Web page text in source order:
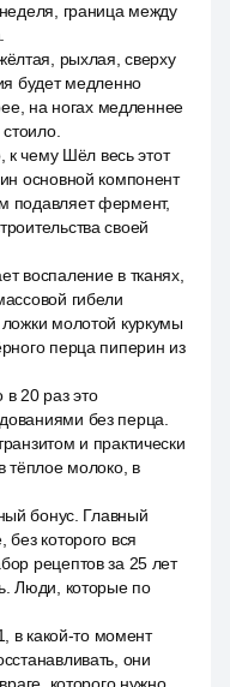
граница между
рыхлая, сверху
будет медленно
на ногах медленнее
к чему Шёл весь этот
основной компонент
подавляет фермент,
своей
воспаление в тканях,
гибели
молотой куркумы
перца пиперин из
20 раз это
без перца.
и практически
тёплое молоко, в
бонус. Главный
которого вся
рецептов за 25 лет
Люди, которые по
в какой-то момент
они